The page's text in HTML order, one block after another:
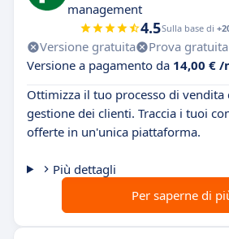
management
4.5Sulla base di
Versione gratuita Prova gratuita
Versione a pagamento da 14,00 € /
Ottimizza il tuo processo di vendita
gestione dei clienti. Traccia i tuoi
offerte in un'unica piattaforma.
Più dettagli
Per saperne di